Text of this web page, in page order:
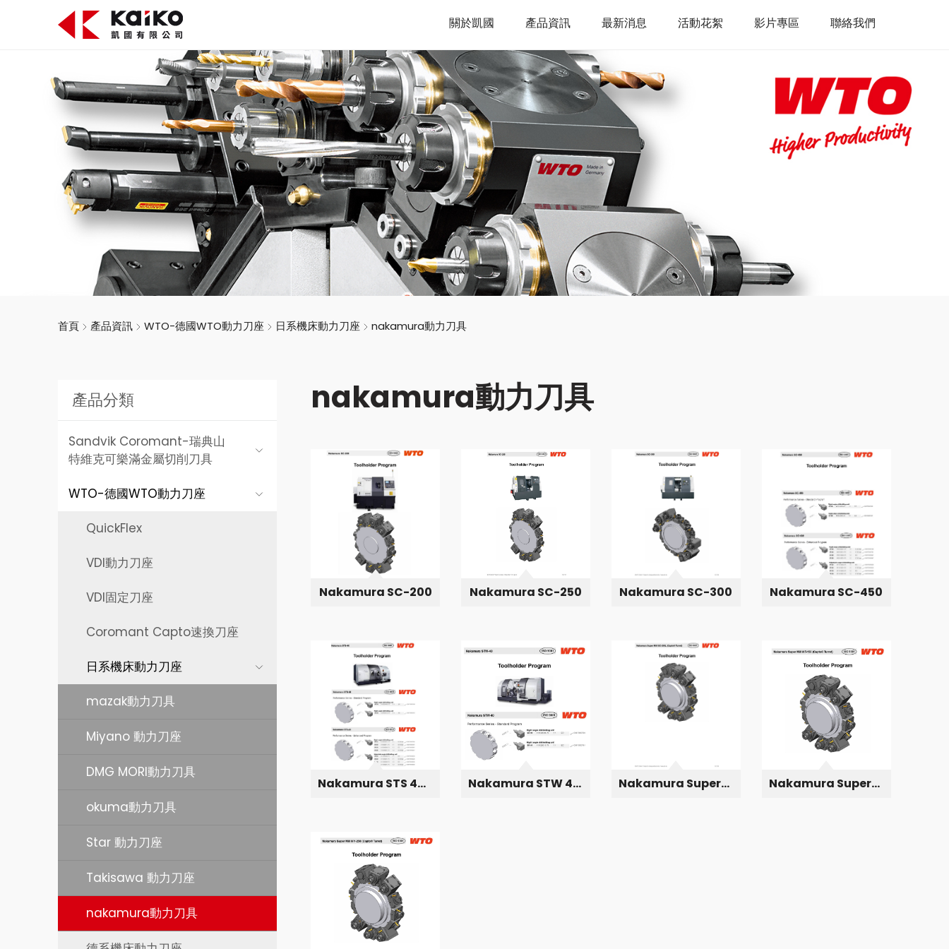
關於凱國 產品資訊 最新消息 活動花絮 影片專區 聯絡我們
關於凱國
產品資訊
最新消息
活動花絮
影片專區
聯絡我們
首頁 產品資訊 WTO-德國WTO動力刀座 日系機床動力刀座 nakamura動力刀具
產品分類
Sandvik Coromant-瑞典山
特維克可樂滿金屬切削刀具
WTO-德國WTO動力刀座
QuickFlex
VDI動力刀座
VDI固定刀座
Coromant Capto速換刀座
日系機床動力刀座
mazak動力刀具
Miyano 動力刀座
DMG MORI動力刀具
okuma動力刀具
Star 動力刀座
Takisawa 動力刀座
nakamura動力刀具
nakamura動力刀具
Nakamura SC-200 Nakamura SC-250 Nakamura SC-300 Nakamura SC-450
Nakamura STS 40
Nakamura STW 40
Nakamura Super
Nakamura Super